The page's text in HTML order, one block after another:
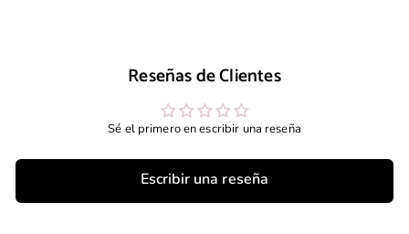
0
0
0
Reseñas de Clientes
Sé el primero en escribir una reseña
Escribir una reseña